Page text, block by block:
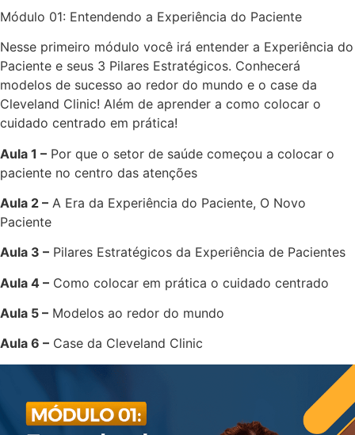
Módulo 01: Entendendo a Experiência do Paciente
Nesse primeiro módulo você irá entender a Experiência do
Paciente e seus 3 Pilares Estratégicos. Conhecerá
modelos de sucesso ao redor do mundo e o case da
Cleveland Clinic! Além de aprender a como colocar o
cuidado centrado em prática!
Aula 1 – Por que o setor de saúde começou a colocar o
paciente no centro das atenções
Aula 2 – A Era da Experiência do Paciente, O Novo
Paciente
Aula 3 – Pilares Estratégicos da Experiência de Pacientes
Aula 4 – Como colocar em prática o cuidado centrado
Aula 5 – Modelos ao redor do mundo
Aula 6 – Case da Cleveland Clinic